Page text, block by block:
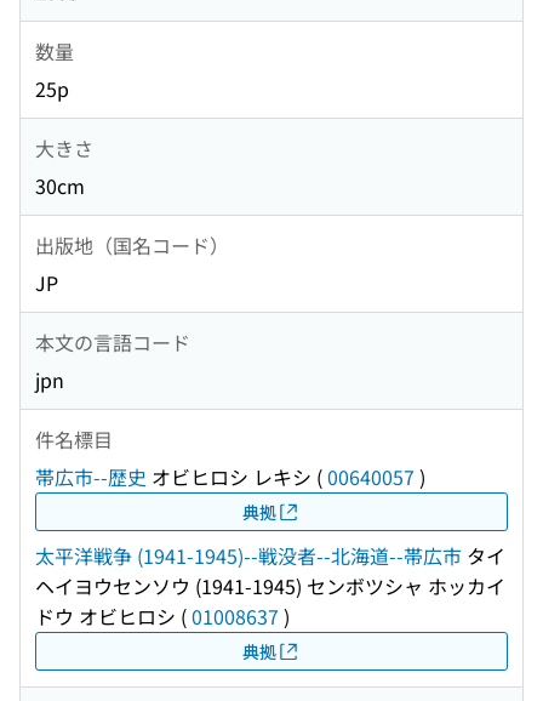
数量
25p
大きさ
30cm
出版地（国名コード）
JP
本文の言語コード
jpn
件名標目
帯広市--歴史 オビヒロシ レキシ (00640057 )
典拠
太平洋戦争 (1941-1945)--戦没者--北海道--帯広市 タイ
ヘイヨウセンソウ (1941-1945) センボツシャ ホッカイ
ドウ オビヒロシ (01008637 )
典拠